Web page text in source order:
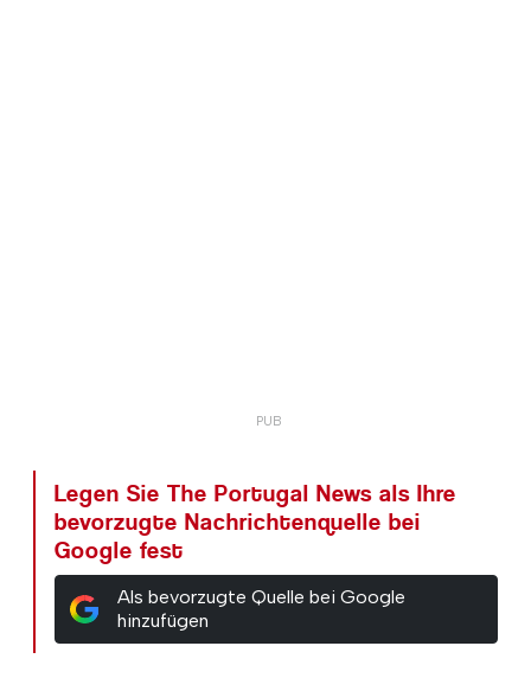
Legen Sie The Portugal News als Ihre
bevorzugte Nachrichtenquelle bei
Google fest
Als bevorzugte Quelle bei Google
hinzufügen